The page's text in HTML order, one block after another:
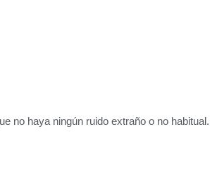
no haya ningún ruido extraño o no habitual.